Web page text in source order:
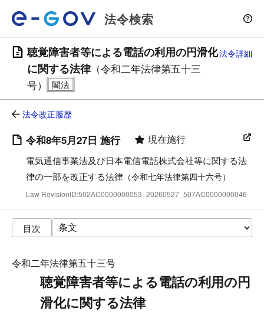
法令検索
聴覚障害者等による電話の利用の円滑化
に関する法律（令和二年法律第五十三
号）
法令詳細
法令改正履歴
令和8年5月27日 施行 現在施行
電気通信事業法及び日本電信電話株式会社等に関する法
律の一部を改正する法律 （令和七年法律第四十六号）
Law RevisionID:502AC0000000053_20260527_507AC0000000046
目次
令和二年法律第五十三号
聴覚障害者等による電話の利用の円
滑化に関する法律